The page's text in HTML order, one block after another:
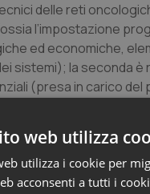
delle reti
l’impostazione
ed economiche,
sistemi); la seconda
(presa in carico
e strategico-
operano all’interno
percepita ed
diffusi sono quello
web utilizza
utilizza i cookie per
acconsenti a tutti i